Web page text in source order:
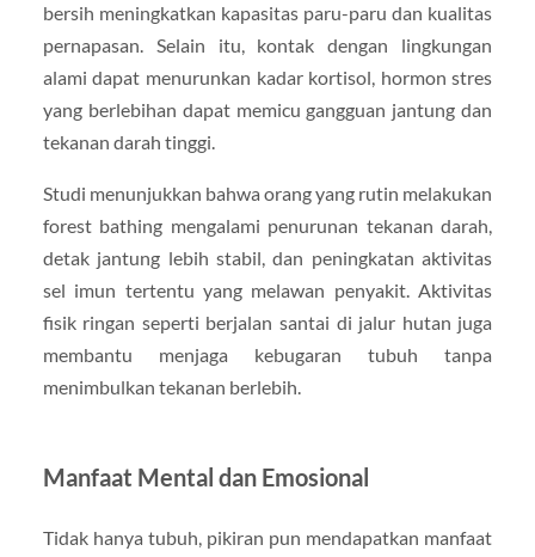
bersih meningkatkan kapasitas paru-paru dan kualitas
pernapasan. Selain itu, kontak dengan lingkungan
alami dapat menurunkan kadar kortisol, hormon stres
yang berlebihan dapat memicu gangguan jantung dan
tekanan darah tinggi.
Studi menunjukkan bahwa orang yang rutin melakukan
forest bathing mengalami penurunan tekanan darah,
detak jantung lebih stabil, dan peningkatan aktivitas
sel imun tertentu yang melawan penyakit. Aktivitas
fisik ringan seperti berjalan santai di jalur hutan juga
membantu menjaga kebugaran tubuh tanpa
menimbulkan tekanan berlebih.
Manfaat Mental dan Emosional
Tidak hanya tubuh, pikiran pun mendapatkan manfaat